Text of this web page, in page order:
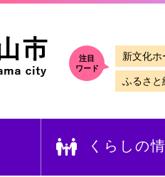
注目
ワード
新文化ホ
ふるさと
くらしの